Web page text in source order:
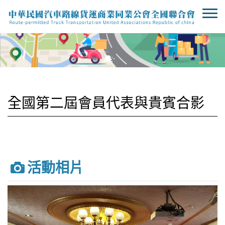
全國第二屆會員代表與貴賓合影
活動相片